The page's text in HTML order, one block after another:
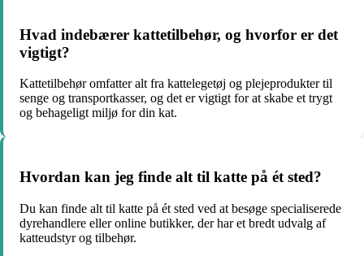
Hvad indebærer kattetilbehør, og hvorfor er det
vigtigt?
Kattetilbehør omfatter alt fra kattelegetøj og plejeprodukter til
senge og transportkasser, og det er vigtigt for at skabe et trygt
og behageligt miljø for din kat.
Hvordan kan jeg finde alt til katte på ét sted?
Du kan finde alt til katte på ét sted ved at besøge specialiserede
dyrehandlere eller online butikker, der har et bredt udvalg af
katteudstyr og tilbehør.